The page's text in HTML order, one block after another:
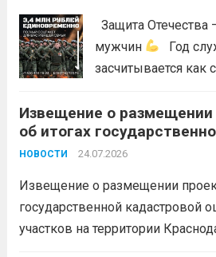
Защита Отечества
мужчин
Год
засчитывается как
невозможен без
увольнение по
гарантировано.
3,4 млн рублей
Извещение о размещении
об итогах
оценки земельных
году
НОВОСТИ 24.07.2026
Извещение о размещении
государственной кадастровой
участков на территории